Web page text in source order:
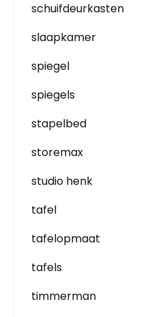
schuifdeurkasten
slaapkamer
spiegel
spiegels
stapelbed
storemax
studio henk
tafel
tafelopmaat
tafels
timmerman